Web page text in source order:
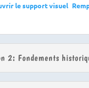
le support visuel
2: Fondements